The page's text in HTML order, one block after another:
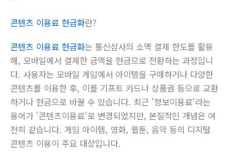
콘텐츠 이용료 현금화란?
콘텐츠 이용료 현금화는 통신삼사의 소액 결제 한도를 활용
해, 모바일에서 결제한 금액을 현금으로 전환하는 과정입니
다. 사용자는 모바일 게임에서 아이템을 구매하거나 다양한
콘텐츠를 이용한 후, 이를 기프트 카드나 상품권 등으로 교환
하거나 현금으로 바꿀 수 있습니다. 최근 '정보이용료'라는
용어가 '콘텐츠이용료'로 변경되었지만, 본질적인 개념은 여
전히 같습니다. 게임 아이템, 영화, 웹툰, 음악 등의 디지털
콘텐츠 이용이 주요 대상입니다.